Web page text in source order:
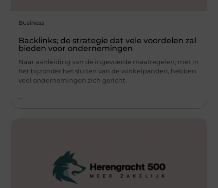
Business
Backlinks; de strategie dat vele voordelen zal
bieden voor ondernemingen
Naar aanleiding van de ingevoerde maatregelen, met in
het bijzonder het sluiten van de winkelpanden, hebben
veel ondernemingen zich gericht